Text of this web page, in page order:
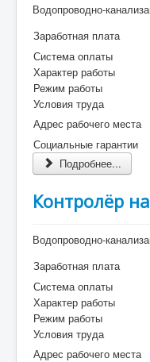
Водопроводно-
Заработная плата
Система оплаты
Характер работы
Режим работы
Условия труда
Адрес рабочего места
Социальные гарантии
Подробнее...
Контролёр
Водопроводно-
Заработная плата
Система оплаты
Характер работы
Режим работы
Условия труда
Адрес рабочего места